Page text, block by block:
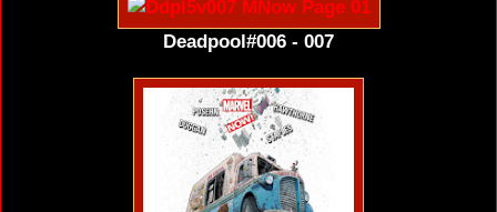
Deadpool#006 - 007